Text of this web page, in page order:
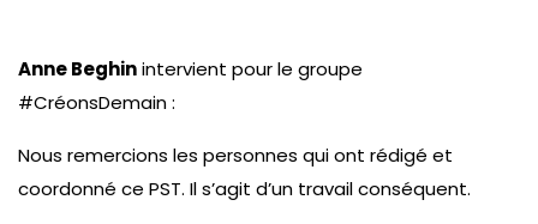
Anne Beghinintervient pour le groupe
#CréonsDemain :
Nous remercions les personnes qui ont rédigé et
coordonné ce PST. Il s’agit d’un travail conséquent.